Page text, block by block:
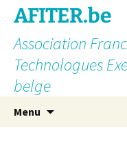
AFITER.be
Association
Technologues
belge
Menu